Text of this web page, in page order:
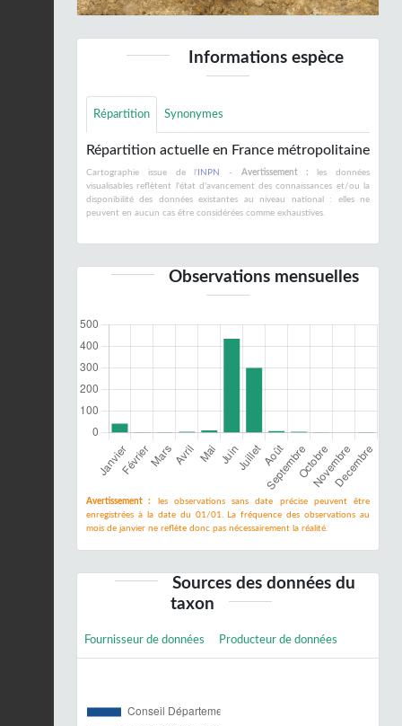
Informations espèce
Répartition Synonymes
Répartition actuelle en France métropolitaine
Cartographie issue de l' INPN - Avertissement : les données
visualisables reflètent l'état d'avancement des connaissances et/ou la
disponibilité des données existantes au niveau national : elles ne
peuvent en aucun cas être considérées comme exhaustives.
Observations mensuelles
Avertissement :
les observations sans date précise peuvent être
enregistrées à la date du 01/01. La fréquence des observations au
mois de janvier ne reflète donc pas nécessairement la réalité.
Sources des données du
taxon
Fournisseur de données Producteur de données